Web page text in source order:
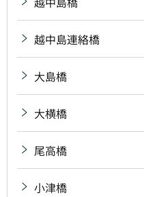
越中島連絡橋
大島橋
大横橋
尾高橋
小津橋